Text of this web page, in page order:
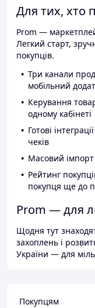
Для тих, хто
Prom —
Легкий старт,
покупців.
Три канали
мобільний
Керування
одному кабінеті
Готові
чеків
Масовий
Рейтинг
покупця ще до
Prom — для
Щодня тут
захоплень і
України — для
Покупцям